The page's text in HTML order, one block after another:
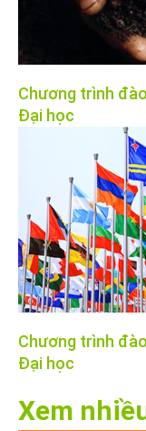
Chương trình
Đại học
Chương trình
Đại học
Xem